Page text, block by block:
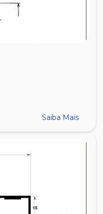
Saiba Mais